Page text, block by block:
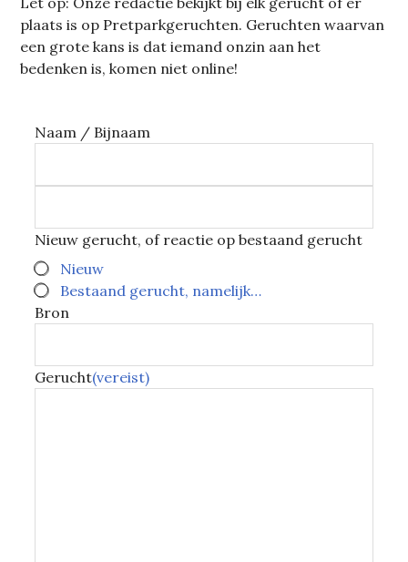
plaats is op Pretparkgeruchten. Geruchten waarvan
een grote kans is dat iemand onzin aan het
bedenken is, komen niet online!
Naam / Bijnaam
Nieuw gerucht, of reactie op bestaand gerucht
Nieuw
Bestaand gerucht, namelijk…
Bron
Gerucht(vereist)